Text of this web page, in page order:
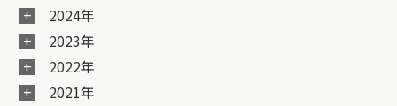
2024年
2023年
2022年
2021年